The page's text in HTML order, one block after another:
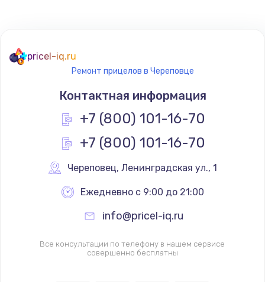
pricel-iq.ru
Ремонт прицелов в Череповце
Контактная информация
+7 (800) 101-16-70
+7 (800) 101-16-70
Череповец, Ленинградская ул., 1
Ежедневно с 9:00 до 21:00
info@pricel-iq.ru
Все консультации по телефону в нашем сервисе
совершенно бесплатны